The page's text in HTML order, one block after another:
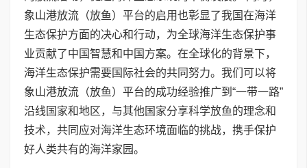
象山港放流（放鱼）平台的启用也彰显了我国在海洋
生态保护方面的决心和行动，为全球海洋生态保护事
业贡献了中国智慧和中国方案。在全球化的背景下，
海洋生态保护需要国际社会的共同努力。我们可以将
象山港放流（放鱼）平台的成功经验推广到“一带一路”
沿线国家和地区，与其他国家分享科学放鱼的理念和
技术，共同应对海洋生态环境面临的挑战，携手保护
好人类共有的海洋家园。